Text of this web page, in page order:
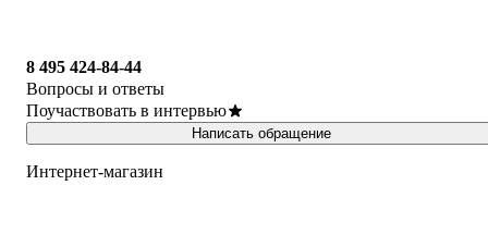
8 495 424-84-44
Вопросы и ответы
Поучаствовать в интервью
Написать обращение
Интернет-магазин